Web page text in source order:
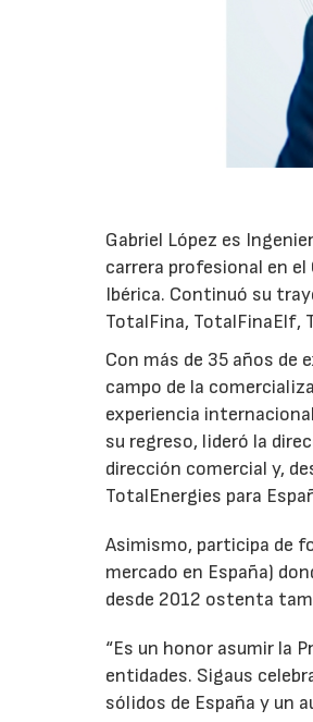
Gabriel López es
carrera profesional en
Ibérica. Continuó su
TotalFina, TotalFinaElf,
Con más de 35 años de
campo de la
experiencia
su regreso, lideró la
dirección comercial y,
TotalEnergies para
Asimismo, participa de
mercado en España)
desde 2012 ostenta
“Es un honor asumir la
entidades. Sigaus
sólidos de España y un